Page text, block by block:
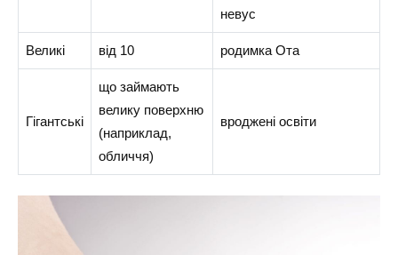
невус
Великі від 10 родимка Ота
Гігантські
що займають
велику поверхню
(наприклад,
обличчя)
вроджені освіти